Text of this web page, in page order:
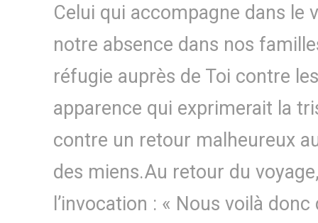
Celui qui accompagne dans le
notre absence dans nos
réfugie auprès de Toi contre
apparence qui exprimerait la
contre un retour malheureux
des miens.Au retour du
l’invocation : « Nous voilà